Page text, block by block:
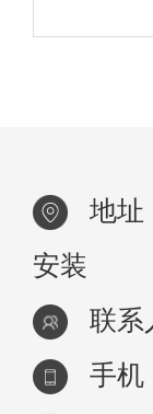
更加实
地址
安装
联系
手机